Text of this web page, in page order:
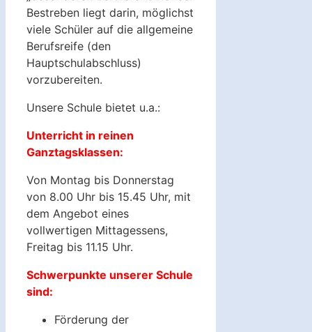
Bestreben liegt darin, möglichst
viele Schüler auf die allgemeine
Berufsreife (den
Hauptschulabschluss)
vorzubereiten.
Unsere Schule bietet u.a.:
Unterricht in reinen
Ganztagsklassen:
Von Montag bis Donnerstag
von 8.00 Uhr bis 15.45 Uhr, mit
dem Angebot eines
vollwertigen Mittagessens,
Freitag bis 11.15 Uhr.
Schwerpunkte unserer Schule
sind:
Förderung der